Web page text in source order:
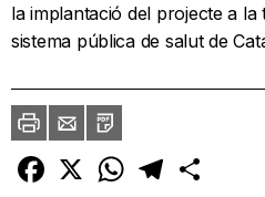
la implantació del projecte a la
sistema pública de salut de
ImprimirEnvia
un
amic
PDF
Facebook
X WhatsAppTelegram